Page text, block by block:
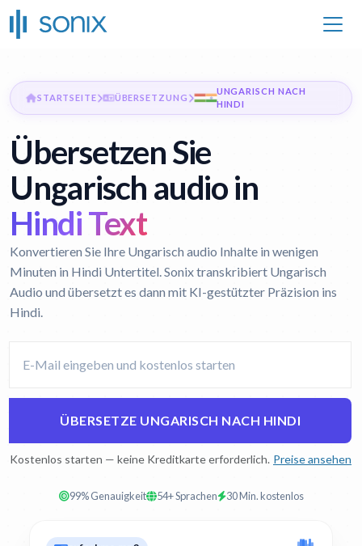
STARTSEITE ÜBERSETZUNG
UNGARISCH NACH
HINDI
Übersetzen Sie
Ungarisch audio in
Hindi Text
Konvertieren Sie Ihre Ungarisch audio Inhalte in wenigen
Minuten in Hindi Untertitel. Sonix transkribiert Ungarisch
Audio und übersetzt es dann mit KI-gestützter Präzision ins
Hindi.
ÜBERSETZE UNGARISCH NACH HINDI
Kostenlos starten — keine Kreditkarte erforderlich. Preise ansehen
99% Genauigkeit 54+ Sprachen 30 Min. kostenlos